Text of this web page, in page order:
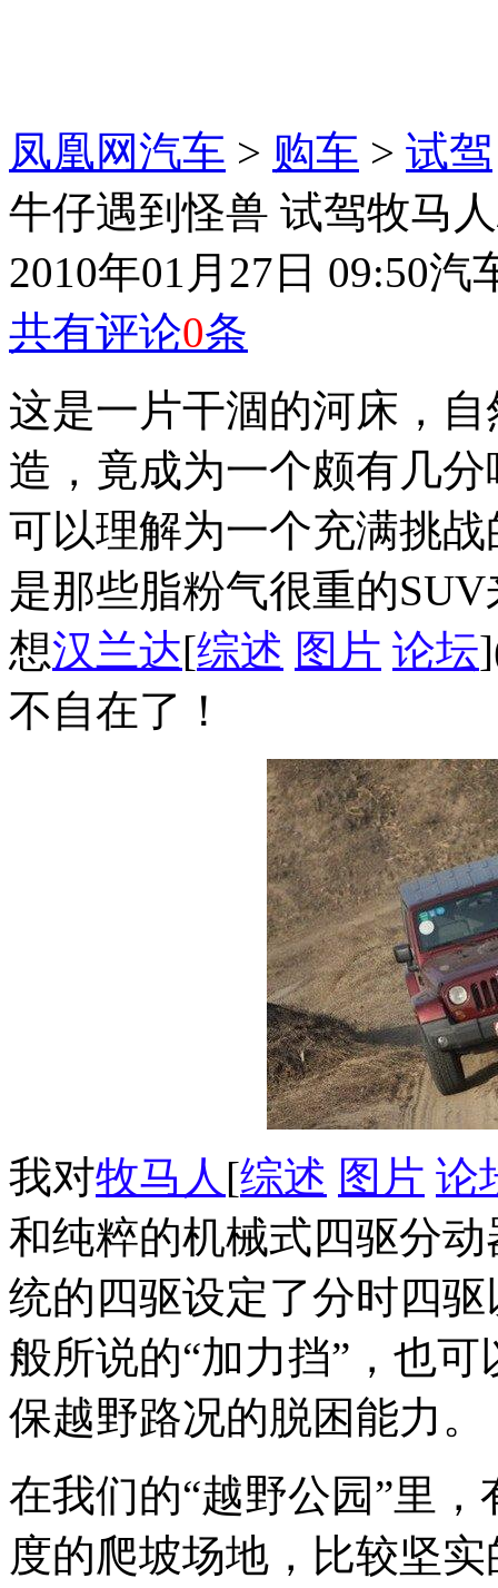
凤凰网汽车 > 购车 > 试驾
牛仔遇到怪兽 试驾牧马
2010年01月27日 09:50汽
共有评论0条
这是一片干涸的河床，
造，竟成为一个颇有几
可以理解为一个充满挑
是那些脂粉气很重的
想汉兰达[综述 图片 论坛
不自在了！
我对牧马人 [综述 图片 论
和纯粹的机械式四驱分动
统的四驱设定了分时四
般所说的“加力挡”，也
保越野路况的脱困能力。
在我们的“越野公园”里
度的爬坡场地，比较坚